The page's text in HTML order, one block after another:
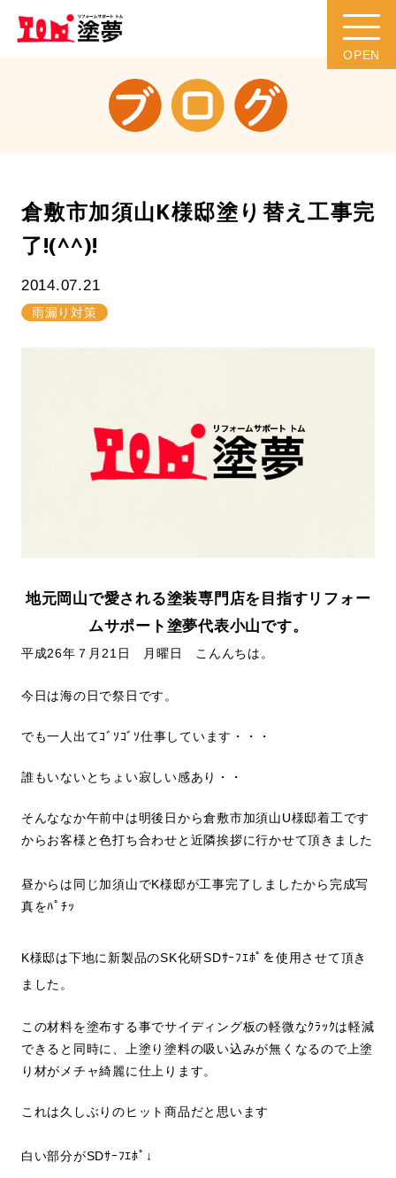
倉敷市加須山K様邸塗り替え工事完
了!(^^)!
2014.07.21
雨漏り対策
地元岡山で愛される塗装専門店を目指すリフォー
ムサポート塗夢代表小山です。
平成26年７月21日 月曜日 こんんちは。
今日は海の日で祭日です。
でも一人出てｺﾞｿｺﾞｿ仕事しています・・・
誰もいないとちょい寂しい感あり・・
そんななか午前中は明後日から倉敷市加須山U様邸着工です
からお客様と色打ち合わせと近隣挨拶に行かせて頂きました
昼からは同じ加須山でK様邸が工事完了しましたから完成写
真をﾊﾟﾁｯ
K様邸は下地に新製品のSK化研SDｻｰﾌｴﾎﾟを使用させて頂き
ました。
この材料を塗布する事でサイディング板の軽微なｸﾗｯｸは軽減
できると同時に、上塗り塗料の吸い込みが無くなるので上塗
り材がメチャ綺麗に仕上ります。
これは久しぶりのヒット商品だと思います
白い部分がSDｻｰﾌｴﾎﾟ↓